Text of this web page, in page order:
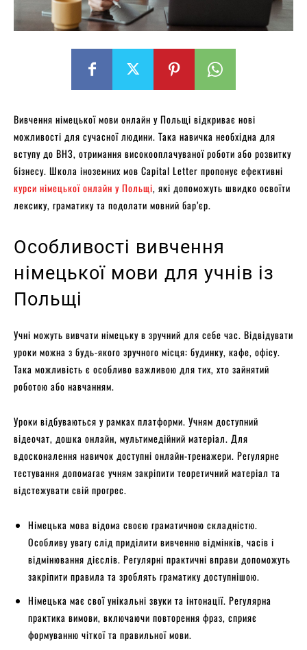
Вивчення німецької мови онлайн у Польщі відкриває нові
можливості для сучасної людини. Така навичка необхідна для
вступу до ВНЗ, отримання високооплачуваної роботи або розвитку
бізнесу. Школа іноземних мов Capital Letter пропонує ефективні
курси німецької онлайн у Польщі, які допоможуть швидко освоїти
лексику, граматику та подолати мовний бар’єр.
Особливості вивчення
німецької мови для учнів із
Польщі
Учні можуть вивчати німецьку в зручний для себе час. Відвідувати
уроки можна з будь-якого зручного місця: будинку, кафе, офісу.
Така можливість є особливо важливою для тих, хто зайнятий
роботою або навчанням.
Уроки відбуваються у рамках платформи. Учням доступний
відеочат, дошка онлайн, мультимедійний матеріал. Для
вдосконалення навичок доступні онлайн-тренажери. Регулярне
тестування допомагає учням закріпити теоретичний матеріал та
відстежувати свій прогрес.
Німецька мова відома своєю граматичною складністю.
Особливу увагу слід приділити вивченню відмінків, часів і
відмінювання дієслів. Регулярні практичні вправи допоможуть
закріпити правила та зроблять граматику доступнішою.
Німецька має свої унікальні звуки та інтонації. Регулярна
практика вимови, включаючи повторення фраз, сприяє
формуванню чіткої та правильної мови.